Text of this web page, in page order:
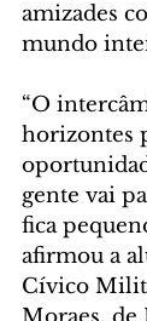
amizades
mundo
“O
horizontes
gente vai
fica
afirmou a
Cívico